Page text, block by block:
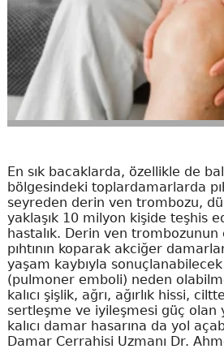
En sık bacaklarda, özellikle de
bölgesindeki toplardamarlarda
seyreden derin ven trombozu,
yaklaşık 10 milyon kişide teşhis
hastalık. Derin ven
pıhtının koparak akciğer
yaşam kaybıyla
(pulmoner emboli) neden
kalıcı şişlik, ağrı, ağırlık hissi,
sertleşme ve iyileşmesi güç olan
kalıcı damar hasarına da yol
Damar Cerrahisi Uzmanı Dr.